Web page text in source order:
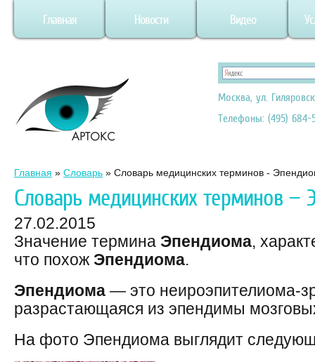
Главная Новости Видео
Москва, ул.
Телефоны: (495) 684-
Главная » Словарь » Словарь медицинских терминов -
Словарь медицинских терминов —
27.02.2015
Значение термина Эпендиома,
что похож Эпендиома.
Эпендиома — это неироэпителиома-
разрастающаяся из эпендимы
На фото Эпендиома выглядит